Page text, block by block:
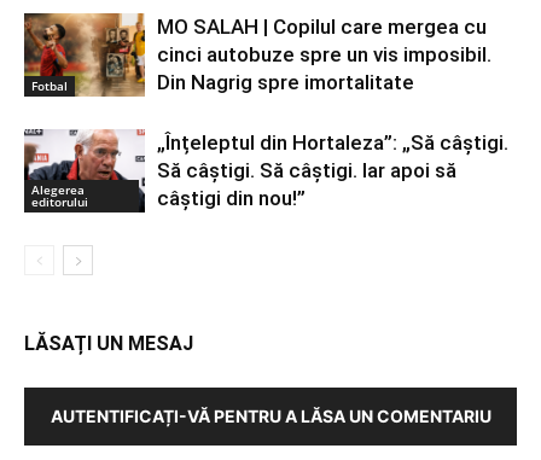
Fotbal
MO SALAH | Copilul care mergea cu
cinci autobuze spre un vis imposibil.
Din Nagrig spre imortalitate
Alegerea
editorului
„Înțeleptul din Hortaleza”: „Să câștigi.
Să câștigi. Să câștigi. Iar apoi să
câștigi din nou!”
LĂSAȚI UN MESAJ
AUTENTIFICAȚI-VĂ PENTRU A LĂSA UN COMENTARIU